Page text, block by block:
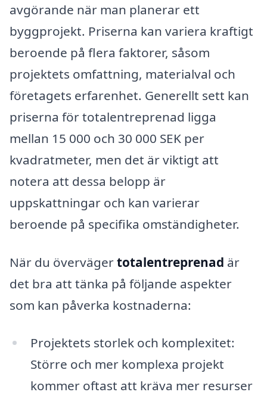
avgörande när man planerar ett
byggprojekt. Priserna kan variera kraftigt
beroende på flera faktorer, såsom
projektets omfattning, materialval och
företagets erfarenhet. Generellt sett kan
priserna för totalentreprenad ligga
mellan 15 000 och 30 000 SEK per
kvadratmeter, men det är viktigt att
notera att dessa belopp är
uppskattningar och kan varierar
beroende på specifika omständigheter.
När du övervägertotalentreprenad är
det bra att tänka på följande aspekter
som kan påverka kostnaderna:
Projektets storlek och komplexitet:
Större och mer komplexa projekt
kommer oftast att kräva mer resurser